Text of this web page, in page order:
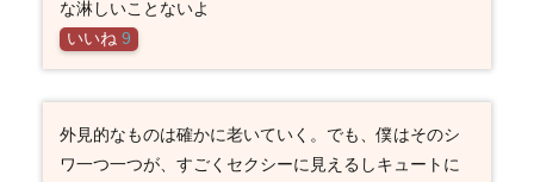
な淋しいことないよ
いいね 9
外見的なものは確かに老いていく。でも、僕はそのシ
ワ一つ一つが、すごくセクシーに見えるしキュートに